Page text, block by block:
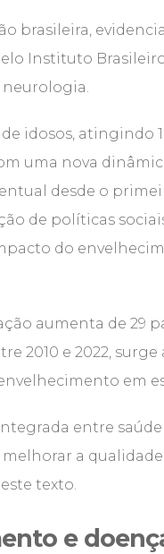
brasileira,
Instituto Brasileiro
idosos, atingindo
uma nova
desde o
de políticas
do
aumenta de 29
2010 e 2022,
em
entre
a
texto.
e